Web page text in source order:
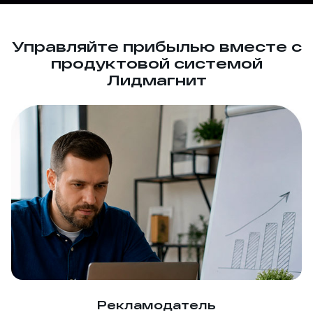
Управляйте прибылью вместе с
продуктовой системой
Лидмагнит
Рекламодатель